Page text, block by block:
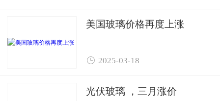
美国玻璃价格再度上涨
 2025-03-18
光伏玻璃 ，三月涨价